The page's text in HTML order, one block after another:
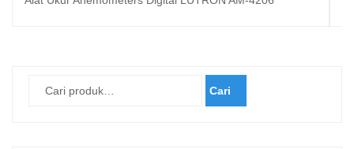
Cari